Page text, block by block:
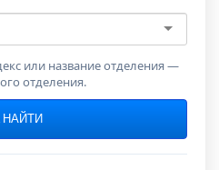
или название отделения —
отделения.
НАЙТИ